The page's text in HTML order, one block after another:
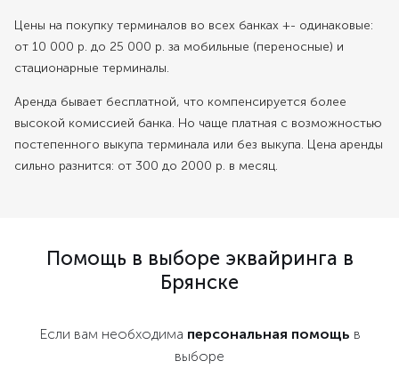
Цены на покупку терминалов во всех банках +- одинаковые:
от 10 000 р. до 25 000 р. за мобильные (переносные) и
стационарные терминалы.
Аренда бывает бесплатной, что компенсируется более
высокой комиссией банка. Но чаще платная с возможностью
постепенного выкупа терминала или без выкупа. Цена аренды
сильно разнится: от 300 до 2000 р. в месяц.
Помощь в выборе эквайринга в
Брянске
Если вам необходима персональная помощь в
выборе